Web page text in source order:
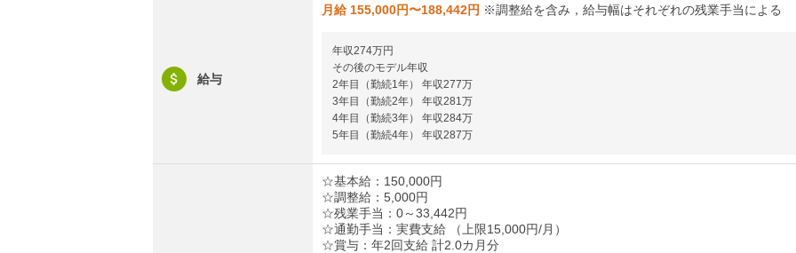
給与
月給 155,000円〜188,442円 ※調整給を含み，給与幅はそれぞれの残業手当による
年収274万円
その後のモデル年収
2年目（勤続1年） 年収277万
3年目（勤続2年） 年収281万
4年目（勤続3年） 年収284万
5年目（勤続4年） 年収287万
☆基本給：150,000円
☆調整給：5,000円
☆残業手当：0～33,442円
☆通勤手当：実費支給 （上限15,000円/月）
☆賞与：年2回支給 計2.0カ月分